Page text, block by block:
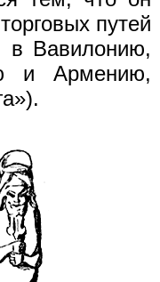
путей
в Вавилонию,
и Армению,